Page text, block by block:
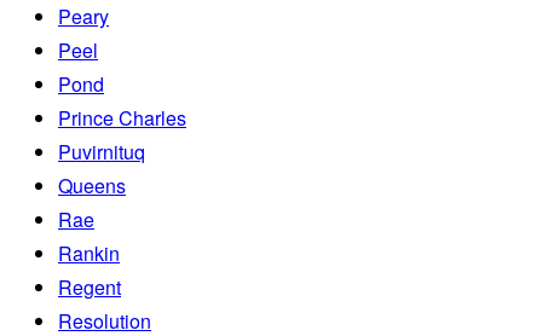
Peary
Peel
Pond
Prince Charles
Puvirnituq
Queens
Rae
Rankin
Regent
Resolution